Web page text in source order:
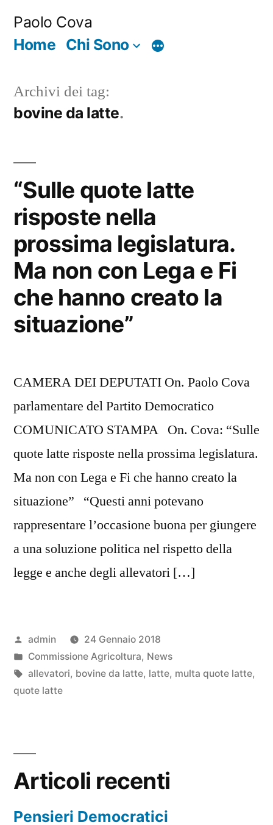
Paolo Cova
Home Chi Sono
Di
Archivi dei tag:
bovine da latte
“Sulle quote latte
risposte nella
prossima legislatura.
Ma non con Lega e Fi
che hanno creato la
situazione”
CAMERA DEI DEPUTATI On. Paolo Cova
parlamentare del Partito Democratico
COMUNICATO STAMPA On. Cova: “Sulle
quote latte risposte nella prossima legislatura.
Ma non con Lega e Fi che hanno creato la
situazione” “Questi anni potevano
rappresentare l’occasione buona per giungere
a una soluzione politica nel rispetto della
legge e anche degli allevatori […]
Pubblicato
da
admin
24 Gennaio 2018
Pubblicato
in
Commissione Agricoltura, News
Tag:
allevatori, bovine da latte, latte, multa quote latte,
quote latte
Articoli recenti
Pensieri Democratici